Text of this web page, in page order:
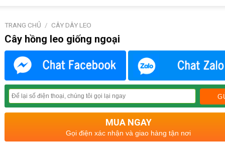
TRANG CHỦ / CÂY DÂY LEO
Cây hồng leo giống ngoại
MUA NGAY
Gọi điện xác nhận và giao hàng tận nơi